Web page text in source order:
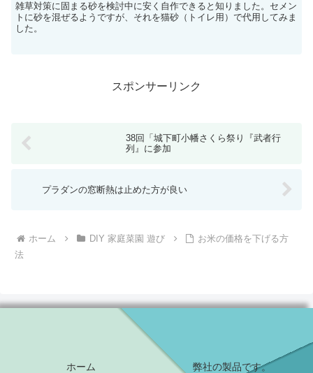
雑草対策に固まる砂を検討中に安く自作できると知りました。セメン
トに砂を混ぜるようですが、それを猫砂（トイレ用）で代用してみま
した。
スポンサーリンク
38回「城下町小幡さくら祭り『武者行
列』に参加
プラダンの窓断熱は止めた方が良い
ホーム DIY 家庭菜園 遊び
お米の価格を下げる方
法
ホーム 弊社の製品です。